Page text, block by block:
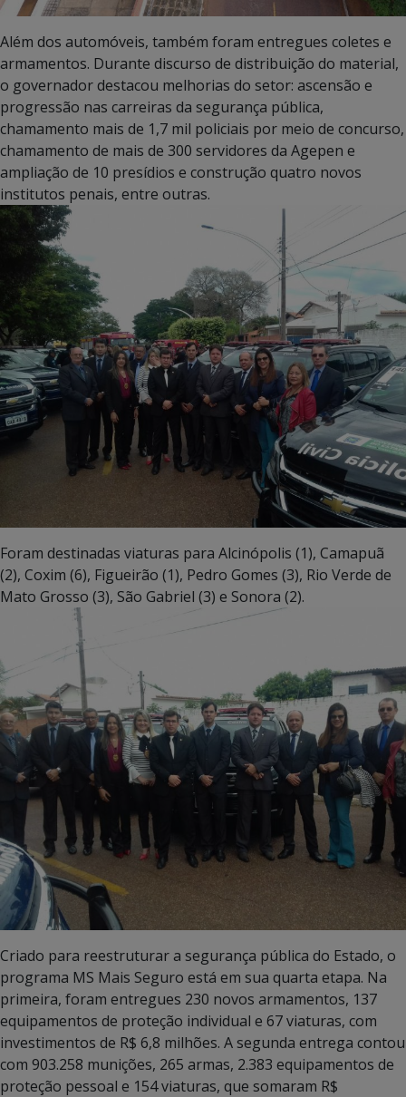
Além dos automóveis, também foram entregues coletes e
armamentos. Durante discurso de distribuição do material,
o governador destacou melhorias do setor: ascensão e
progressão nas carreiras da segurança pública,
chamamento mais de 1,7 mil policiais por meio de concurso,
chamamento de mais de 300 servidores da Agepen e
ampliação de 10 presídios e construção quatro novos
institutos penais, entre outras.
Foram destinadas viaturas para Alcinópolis (1), Camapuã
(2), Coxim (6), Figueirão (1), Pedro Gomes (3), Rio Verde de
Mato Grosso (3), São Gabriel (3) e Sonora (2).
Criado para reestruturar a segurança pública do Estado, o
programa MS Mais Seguro está em sua quarta etapa. Na
primeira, foram entregues 230 novos armamentos, 137
equipamentos de proteção individual e 67 viaturas, com
investimentos de R$ 6,8 milhões. A segunda entrega contou
com 903.258 munições, 265 armas, 2.383 equipamentos de
proteção pessoal e 154 viaturas, que somaram R$